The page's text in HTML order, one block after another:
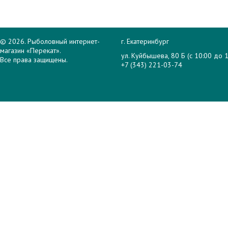
© 2026. Рыболовный интернет-
магазин «Перекат».
Все права защищены.
г. Екатеринбург
ул. Куйбышева, 80 Б (с 10:00 до
+7 (343) 221-03-74